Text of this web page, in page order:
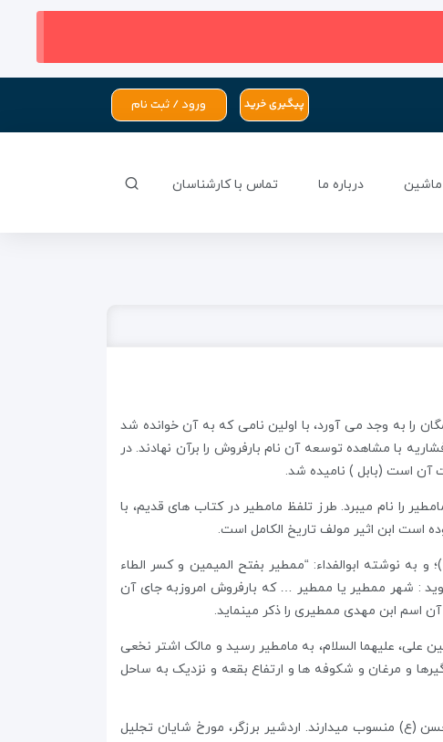
پیگیری خرید ورود / ثبت نام
ماشین درباره ما تماس با کارشناسان
را به وجد می آورد، با اولین نامی که به آن خوانده شد
با مشاهده توسعه آن نام بارفروش را برآن نهادند. در
آن است (بابل ) نامیده شد.
از شهرهای طبرستان، فقط آمل و مامطیر را نام میبرد. طرز تلفظ مامطیر در کتاب های قدیم، با
ابن اثیر مولف تاریخ الکامل است.
به نوشته ابوالفداء: “ممطیر بفتح المیمین و کسر الطاء
: شهر ممطیر یا ممطیر … که بارفروش امروزبه جای آن
اسم ابن مهدی ممطیری را ذکر مینماید.
علی، علیهما السلام، به مامطیر رسید و مالک اشتر نخعی
و مرغان و شکوفه ها و ارتفاع بقعه و نزدیک به ساحل
(ع) منسوب میدارند. اردشیر برزگر، مورخ شایان تجلیل